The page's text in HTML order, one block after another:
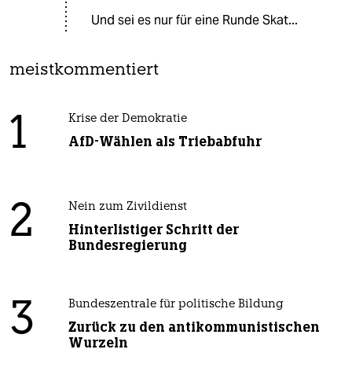
Und sei es nur für eine Runde Skat...
meistkommentiert
1 Krise der Demokratie
AfD-Wählen als Triebabfuhr
2 Nein zum Zivildienst
Hinterlistiger Schritt der
Bundesregierung
3 Bundeszentrale für politische Bildung
Zurück zu den antikommunistischen
Wurzeln